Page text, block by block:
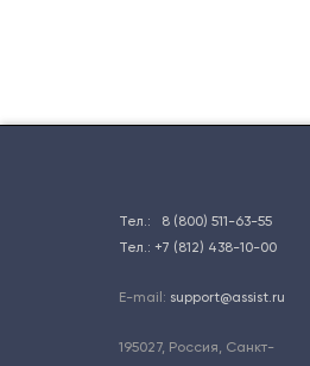
Тел.: 8 (800) 511-63-55
Тел.: +7 (812) 438-10-00
E-mail: support@assist.ru
195027, Россия, Санкт-